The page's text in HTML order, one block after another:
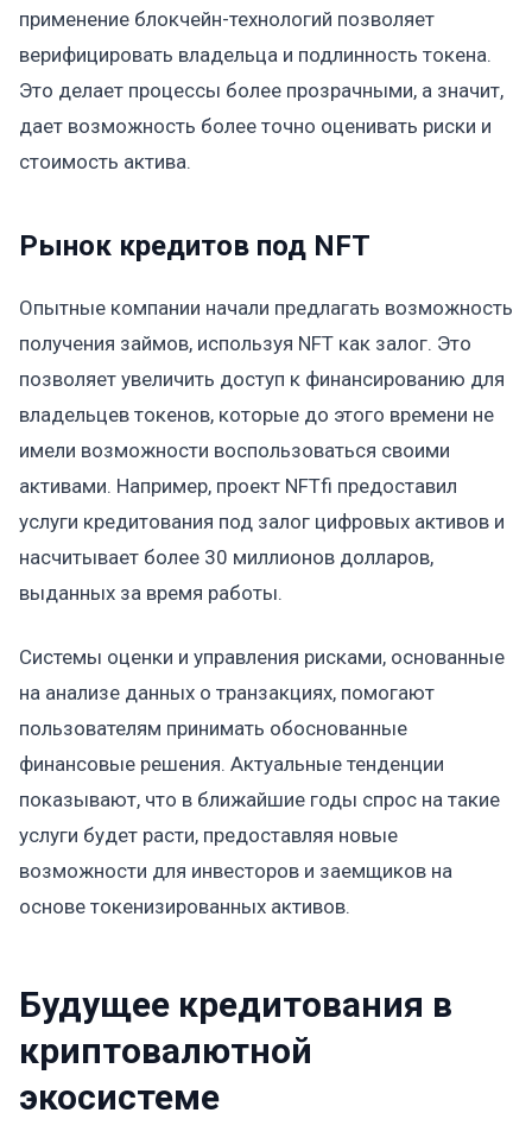
применение блокчейн-технологий позволяет
верифицировать владельца и подлинность токена.
Это делает процессы более прозрачными, а значит,
дает возможность более точно оценивать риски и
стоимость актива.
Рынок кредитов под NFT
Опытные компании начали предлагать возможность
получения займов, используя NFT как залог. Это
позволяет увеличить доступ к финансированию для
владельцев токенов, которые до этого времени не
имели возможности воспользоваться своими
активами. Например, проект NFTfi предоставил
услуги кредитования под залог цифровых активов и
насчитывает более 30 миллионов долларов,
выданных за время работы.
Системы оценки и управления рисками, основанные
на анализе данных о транзакциях, помогают
пользователям принимать обоснованные
финансовые решения. Актуальные тенденции
показывают, что в ближайшие годы спрос на такие
услуги будет расти, предоставляя новые
возможности для инвесторов и заемщиков на
основе токенизированных активов.
Будущее кредитования в
криптовалютной
экосистеме